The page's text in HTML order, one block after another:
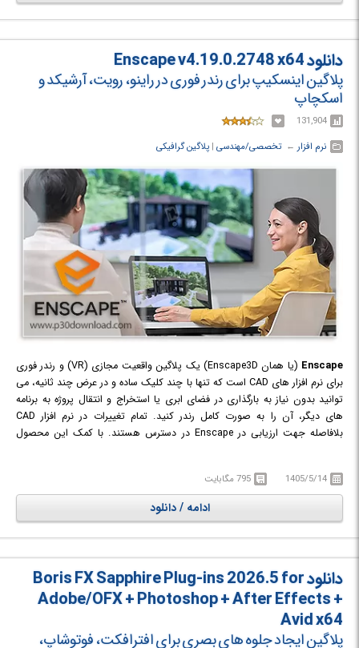
دانلود Enscape v4.19.0.2748 x64
پلاگین اینسکیپ برای رندر فوری در راینو، رویت، آرشیکد و
اسکچاپ
131,904
نرم افزار ← ‏تخصصی/مهندسی ‏| پلاگین گرافیکی
Enscape
(یا همان Enscape3D) یک پلاگین واقعیت مجازی (VR) و رندر فوری
برای نرم افزار های CAD است که تنها با چند کلیک ساده و در عرض چند ثانیه، می
توانید بدون نیاز به بارگذاری در فضای ابری یا استخراج و انتقال پروژه به برنامه
های دیگر، آن را به صورت کامل رندر کنید. تمام تغییرات در نرم افزار CAD
بلافاصله جهت ارزیابی در Enscape در دسترس هستند. با کمک این محصول
از طرح ببیند، Enscape بلافاصله تغییراتی را که شما در پروژه ایجاد می کنید،
حتی به صورت VR نشان می دهد.
دیگر نیازی نیست زاویه دید خود را قبل از رندر با دقت تنظیم کنید. کافیست
Enscape را باز کنید و درمحیط به هر نقطه ای که می خواهید پروازکنید.
را با یک کلیک رندر نموده و به صورت واقعی و realtime درون پروژه گردش کنید و
آن را به راحتی به مشتری نشان دهید.
1405/5/14 795 مگابایت
ادامه / دانلود
دانلود Boris FX Sapphire Plug-ins 2026.5 for
Adobe/OFX + Photoshop + After Effects +
Avid x64
پلاگین ایجاد جلوه های بصری برای افترافکت، فوتوشاپ،